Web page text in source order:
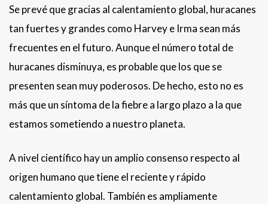
Se prevé que gracias al calentamiento global, huracanes
tan fuertes y grandes como Harvey e Irma sean más
frecuentes en el futuro. Aunque el número total de
huracanes disminuya, es probable que los que se
presenten sean muy poderosos. De hecho, esto no es
más que un síntoma de la fiebre a largo plazo a la que
estamos sometiendo a nuestro planeta.
A nivel científico hay un amplio consenso respecto al
origen humano que tiene el reciente y rápido
calentamiento global. También es ampliamente